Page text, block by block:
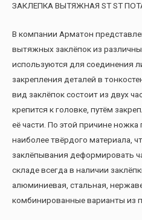
ЗАКЛЕПКА ВЫТЯЖНАЯ ST ST
В компании Арматон
вытяжных заклёпок из
используются для соединения
закрепления деталей в
вид заклёпок состоит из двух
крепится к головке, путём
её части. По этой причине
наиболее твёрдого материала,
заклёпывания деформировать
складе всегда в наличии
алюминиевая, стальная,
комбинированные варианты из